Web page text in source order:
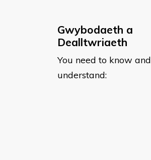
Gwybodaeth a
Dealltwriaeth
You need to know and
understand: